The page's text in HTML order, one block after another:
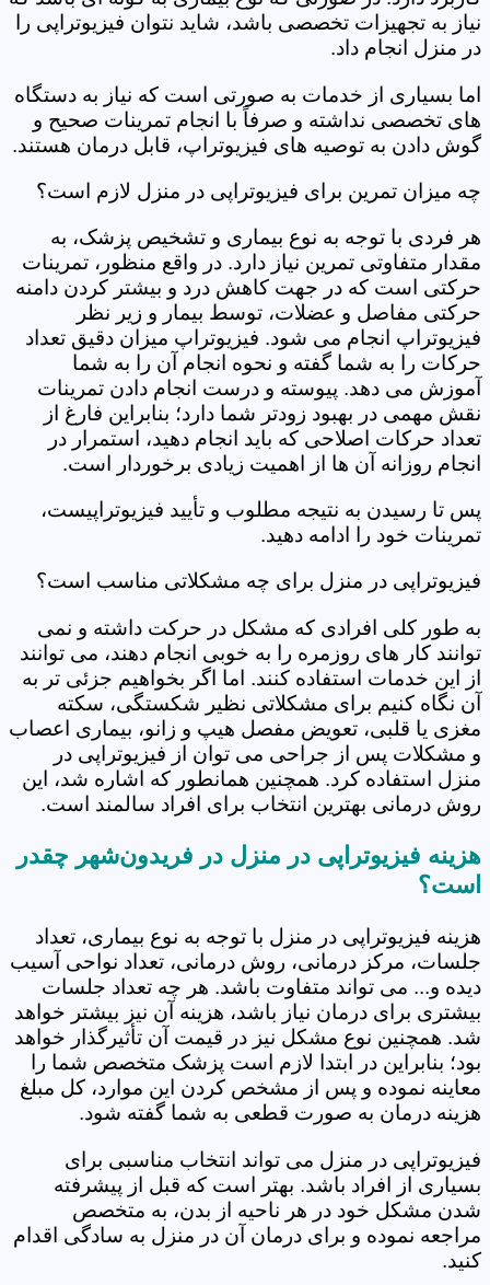
نیاز به تجهیزات تخصصی باشد، شاید نتوان فیزیوتراپی را
در منزل انجام داد.
اما بسیاری از خدمات به صورتی است که نیاز به دستگاه
های تخصصی نداشته و صرفاً با انجام تمرینات صحیح و
گوش دادن به توصیه های فیزیوتراپ، قابل درمان هستند.
چه میزان تمرین برای فیزیوتراپی در منزل لازم است؟
هر فردی با توجه به نوع بیماری و تشخیص پزشک، به
مقدار متفاوتی تمرین نیاز دارد. در واقع منظور، تمرینات
حرکتی است که در جهت کاهش درد و بیشتر کردن دامنه
حرکتی مفاصل و عضلات، توسط بیمار و زیر نظر
فیزیوتراپ انجام می شود. فیزیوتراپ میزان دقیق تعداد
حرکات را به شما گفته و نحوه انجام آن را به شما
آموزش می دهد. پیوسته و درست انجام دادن تمرینات
نقش مهمی در بهبود زودتر شما دارد؛ بنابراین فارغ از
تعداد حرکات اصلاحی که باید انجام دهید، استمرار در
انجام روزانه آن ها از اهمیت زیادی برخوردار است.
پس تا رسیدن به نتیجه مطلوب و تأیید فیزیوتراپیست،
تمرینات خود را ادامه دهید.
فیزیوتراپی در منزل برای چه مشکلاتی مناسب است؟
به طور کلی افرادی که مشکل در حرکت داشته و نمی
توانند کار های روزمره را به خوبی انجام دهند، می توانند
از این خدمات استفاده کنند. اما اگر بخواهیم جزئی تر به
آن نگاه کنیم برای مشکلاتی نظیر شکستگی، سکته
مغزی یا قلبی، تعویض مفصل هیپ و زانو، بیماری اعصاب
و مشکلات پس از جراحی می توان از فیزیوتراپی در
منزل استفاده کرد. همچنین همانطور که اشاره شد، این
روش درمانی بهترین انتخاب برای افراد سالمند است.
هزینه فیزیوتراپی در منزل در فریدون‌شهر چقدر
است؟
هزینه فیزیوتراپی در منزل با توجه به نوع بیماری، تعداد
جلسات، مرکز درمانی، روش درمانی، تعداد نواحی آسیب
دیده و... می تواند متفاوت باشد. هر چه تعداد جلسات
بیشتری برای درمان نیاز باشد، هزینه آن نیز بیشتر خواهد
شد. همچنین نوع مشکل نیز در قیمت آن تأثیرگذار خواهد
بود؛ بنابراین در ابتدا لازم است پزشک متخصص شما را
معاینه نموده و پس از مشخص کردن این موارد، کل مبلغ
هزینه درمان به صورت قطعی به شما گفته شود.
فیزیوتراپی در منزل می تواند انتخاب مناسبی برای
بسیاری از افراد باشد. بهتر است که قبل از پیشرفته
شدن مشکل خود در هر ناحیه از بدن، به متخصص
مراجعه نموده و برای درمان آن در منزل به سادگی اقدام
کنید.